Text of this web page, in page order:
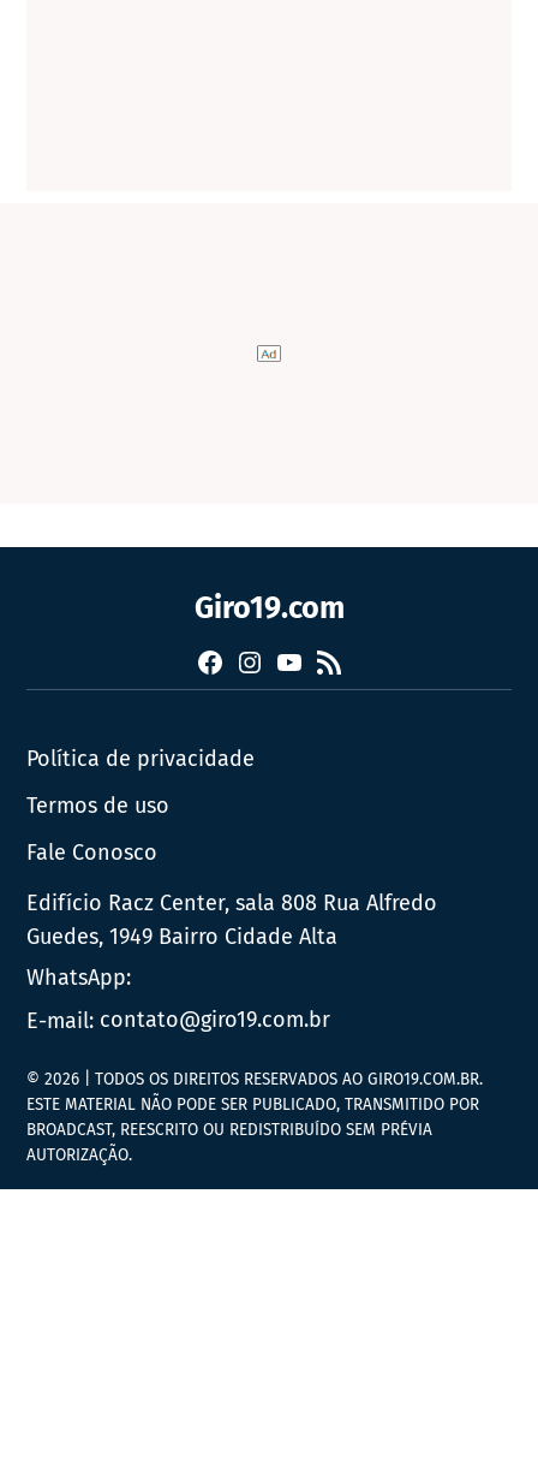
Giro19.com
FacebookInstagram
YouTube
RSS
Política de privacidade
Termos de uso
Fale Conosco
Edifício Racz Center, sala 808 Rua Alfredo
Guedes, 1949 Bairro Cidade Alta
WhatsApp:
E-mail: contato@giro19.com.br
© 2026 | TODOS OS DIREITOS RESERVADOS AO GIRO19.COM.BR.
ESTE MATERIAL NÃO PODE SER PUBLICADO, TRANSMITIDO POR
BROADCAST, REESCRITO OU REDISTRIBUÍDO SEM PRÉVIA
AUTORIZAÇÃO.